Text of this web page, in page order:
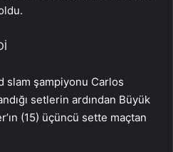
slam şampiyonu Carlos
setlerin ardından Büyük
(15) üçüncü sette maçtan